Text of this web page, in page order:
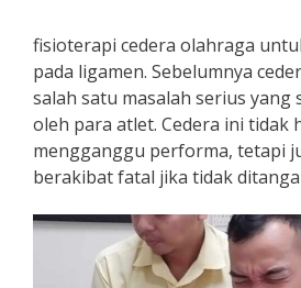
fisioterapi cedera olahraga
pada ligamen. Sebelumnya
salah satu masalah serius yang
oleh para atlet. Cedera ini tidak
mengganggu performa, tetapi
berakibat fatal jika tidak